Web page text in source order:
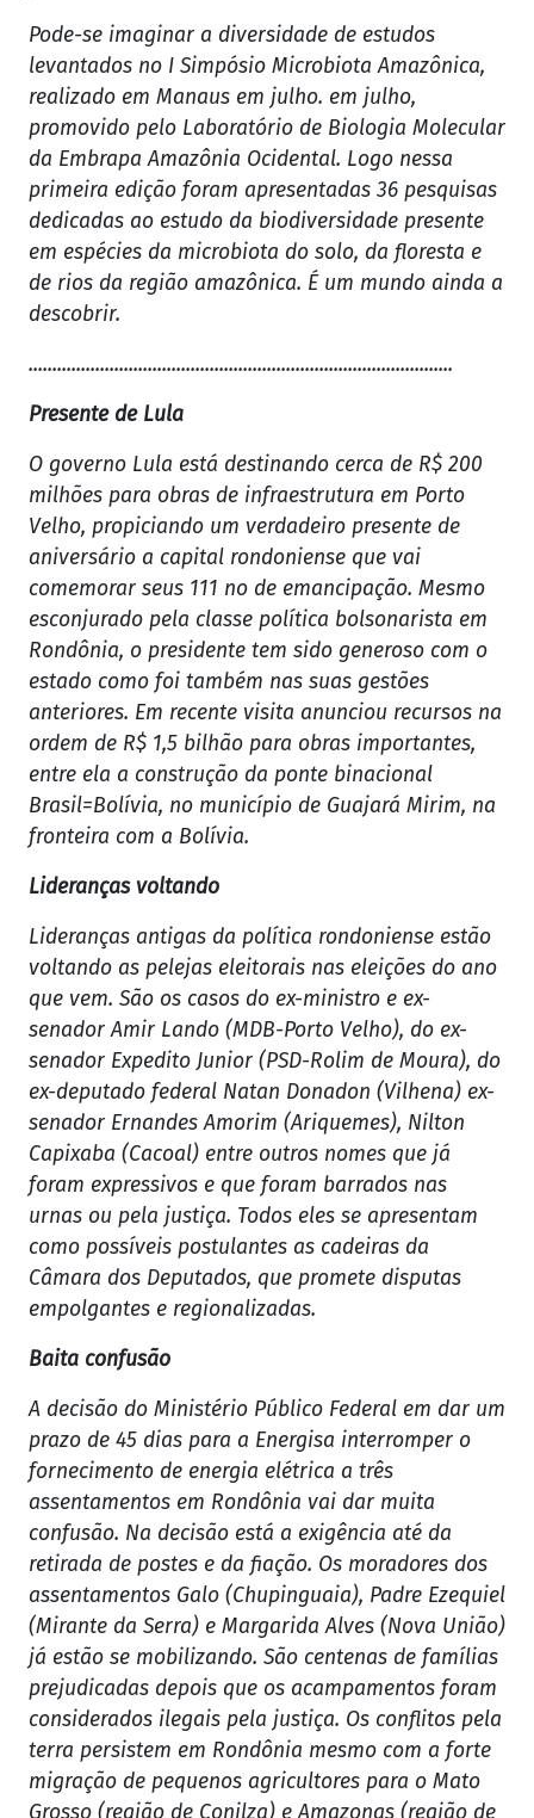
Pode-se imaginar a diversidade de estudos
levantados no I Simpósio Microbiota Amazônica,
realizado em Manaus em julho. em julho,
promovido pelo Laboratório de Biologia Molecular
da Embrapa Amazônia Ocidental. Logo nessa
primeira edição foram apresentadas 36 pesquisas
dedicadas ao estudo da biodiversidade presente
em espécies da microbiota do solo, da floresta e
de rios da região amazônica. É um mundo ainda a
descobrir.
.........................................................................................
Presente de Lula
O governo Lula está destinando cerca de R$ 200
milhões para obras de infraestrutura em Porto
Velho, propiciando um verdadeiro presente de
aniversário a capital rondoniense que vai
comemorar seus 111 no de emancipação. Mesmo
esconjurado pela classe política bolsonarista em
Rondônia, o presidente tem sido generoso com o
estado como foi também nas suas gestões
anteriores. Em recente visita anunciou recursos na
ordem de R$ 1,5 bilhão para obras importantes,
entre ela a construção da ponte binacional
Brasil=Bolívia, no município de Guajará Mirim, na
fronteira com a Bolívia.
Lideranças voltando
Lideranças antigas da política rondoniense estão
voltando as pelejas eleitorais nas eleições do ano
que vem. São os casos do ex-ministro e ex-
senador Amir Lando (MDB-Porto Velho), do ex-
senador Expedito Junior (PSD-Rolim de Moura), do
ex-deputado federal Natan Donadon (Vilhena) ex-
senador Ernandes Amorim (Ariquemes), Nilton
Capixaba (Cacoal) entre outros nomes que já
foram expressivos e que foram barrados nas
urnas ou pela justiça. Todos eles se apresentam
como possíveis postulantes as cadeiras da
Câmara dos Deputados, que promete disputas
empolgantes e regionalizadas.
Baita confusão
A decisão do Ministério Público Federal em dar um
prazo de 45 dias para a Energisa interromper o
fornecimento de energia elétrica a três
assentamentos em Rondônia vai dar muita
confusão. Na decisão está a exigência até da
retirada de postes e da fiação. Os moradores dos
assentamentos Galo (Chupinguaia), Padre Ezequiel
(Mirante da Serra) e Margarida Alves (Nova União)
já estão se mobilizando. São centenas de famílias
prejudicadas depois que os acampamentos foram
considerados ilegais pela justiça. Os conflitos pela
terra persistem em Rondônia mesmo com a forte
migração de pequenos agricultores para o Mato
Grosso (região de Conilza) e Amazonas (região de